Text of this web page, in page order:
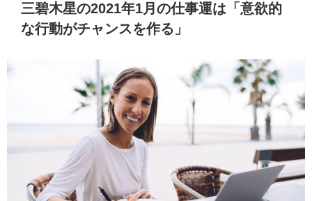
三碧木星の2021年1月の仕事運は「意欲的
な行動がチャンスを作る」